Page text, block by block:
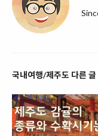
국내여행/제주도 다른 글